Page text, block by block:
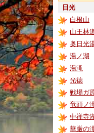
日光
白根山
山王林
奥日光
湯ノ湖
湯滝
光徳
戦場ガ
竜頭ノ
中禅寺
華厳の